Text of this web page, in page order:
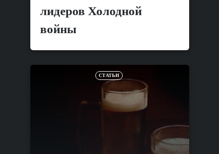
лидеров Холодной
войны
СТАТЬИ